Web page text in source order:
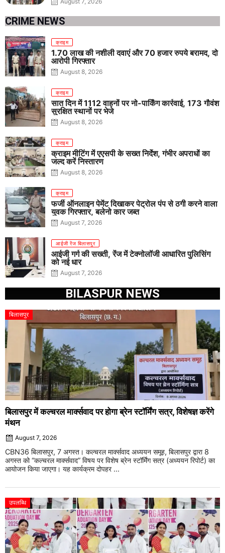
CRIME NEWS
क्राइम
1.70 लाख की नशीली दवाएं और 70 हजार रुपये बरामद, दो
आरोपी गिरफ्तार
August 8, 2026
क्राइम
सात दिन में 1112 वाहनों पर नो-पार्किंग कार्रवाई, 173 गौवंश
सुरक्षित स्थानों पर भेजे
August 8, 2026
क्राइम
क्राइम मीटिंग में एएसपी के सख्त निर्देश, गंभीर अपराधों का
जल्द करें निस्तारण
August 8, 2026
क्राइम
फर्जी ऑनलाइन पेमेंट दिखाकर पेट्रोल पंप से ठगी करने वाला
युवक गिरफ्तार, बलेनो कार जब्त
August 7, 2026
आईजी रेंज बिलासपुर
आईजी गर्ग की सख्ती, रेंज में टेक्नोलॉजी आधारित पुलिसिंग
को नई धार
August 7, 2026
BILASPUR NEWS
बिलासपुर
बिलासपुर में कल्चरल मार्क्सवाद पर होगा ब्रेन स्टॉर्मिंग सत्र, विशेषज्ञ करेंगे
मंथन
August 7, 2026
CBN36 बिलासपुर, 7 अगस्त। कल्चरल मार्क्सवाद अध्ययन समूह, बिलासपुर द्वारा 8
अगस्त को “कल्चरल मार्क्सवाद” विषय पर विशेष ब्रेन स्टॉर्मिंग सत्र (अध्ययन रिपोर्ट) का
आयोजन किया जाएगा। यह कार्यक्रम दोपहर ...
उपलब्धि